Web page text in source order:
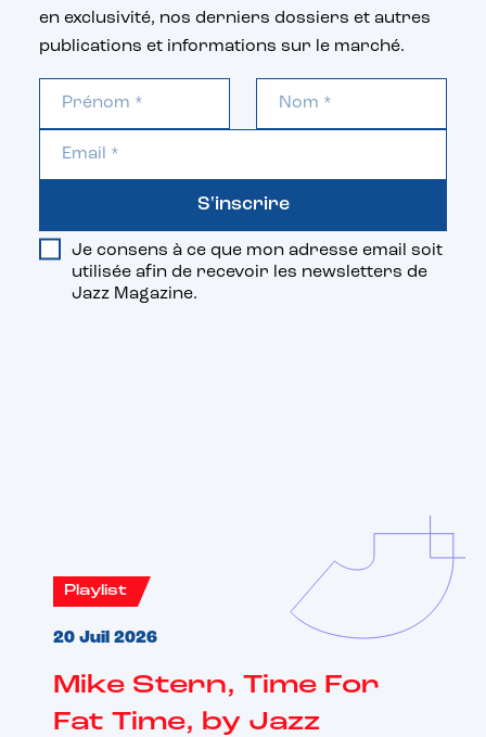
en exclusivité, nos derniers dossiers et autres
publications et informations sur le marché.
Je consens à ce que mon adresse email soit
utilisée afin de recevoir les newsletters de
Jazz Magazine.
S'inscrire
Playlist
20 Juil 2026
Mike Stern, Time For
Fat Time, by Jazz